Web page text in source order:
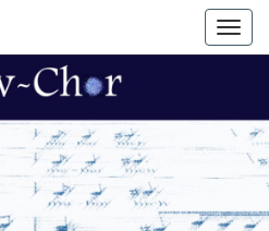
MOTIV-
CHOR
Chor
Motiv